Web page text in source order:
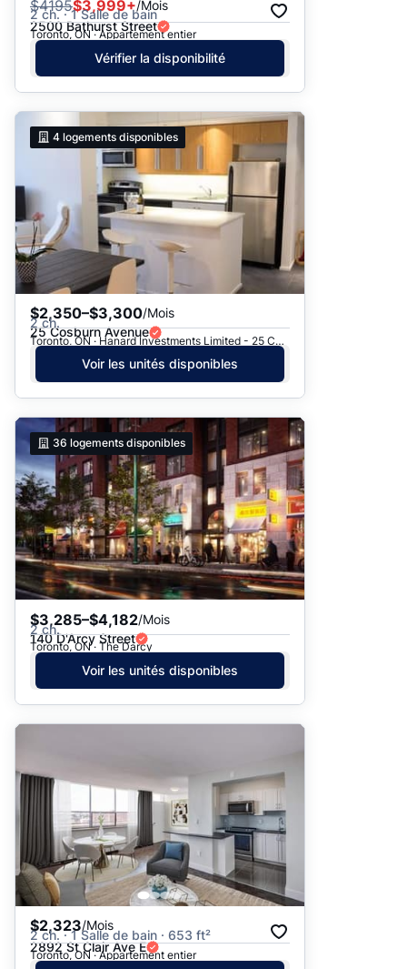
$4195$3,999+/Mois
2 ch. · 1 Salle de bain
2500 Bathurst Street
Toronto, ON · Appartement entier
Vérifier la disponibilité
4 logements disponibles
$2,350–$3,300/Mois
2 ch.
25 Cosburn Avenue
Toronto, ON · Hanard Investments Limited - 25 Cosburn Avenue
Voir les unités disponibles
36 logements disponibles
$3,285–$4,182/Mois
2 ch.
140 D'Arcy Street
Toronto, ON · The Darcy
Voir les unités disponibles
$2,323/Mois
2 ch. · 1 Salle de bain · 653 ft²
2892 St Clair Ave E
Toronto, ON · Appartement entier